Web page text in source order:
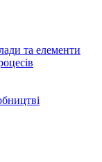
та елементи